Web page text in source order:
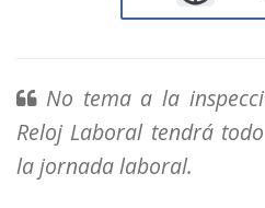
No tema a la
Reloj Laboral tendrá
la jornada laboral.